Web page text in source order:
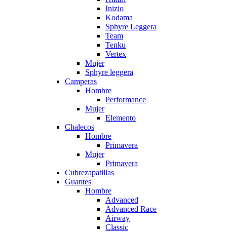
Inizio
Kodama
Sphyre Leggera
Team
Tenku
Vertex
Mujer
Sphyre leggera
Camperas
Hombre
Performance
Mujer
Elemento
Chalecos
Hombre
Primavera
Mujer
Primavera
Cubrezapatillas
Guantes
Hombre
Advanced
Advanced Race
Airway
Classic